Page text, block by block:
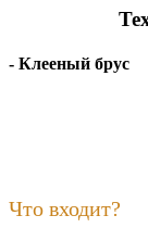
- Клееный брус
Что входит?